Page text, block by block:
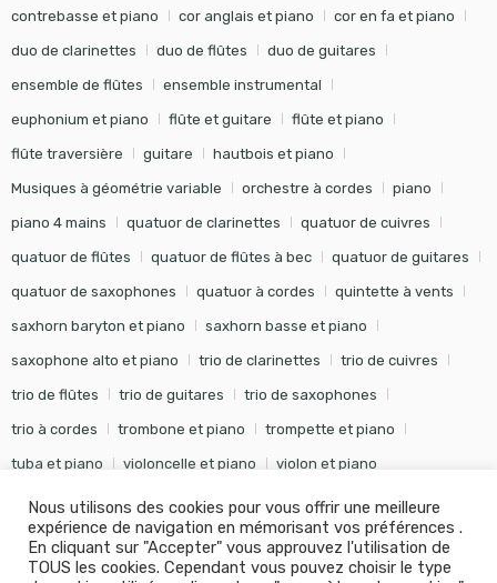
contrebasse et piano cor anglais et piano cor en fa et piano
duo de clarinettes duo de flûtes duo de guitares
ensemble de flûtes ensemble instrumental
euphonium et piano flûte et guitare flûte et piano
flûte traversière guitare hautbois et piano
Musiques à géométrie variable orchestre à cordes piano
piano 4 mains quatuor de clarinettes quatuor de cuivres
quatuor de flûtes quatuor de flûtes à bec quatuor de guitares
quatuor de saxophones quatuor à cordes quintette à vents
saxhorn baryton et piano saxhorn basse et piano
saxophone alto et piano trio de clarinettes trio de cuivres
trio de flûtes trio de guitares trio de saxophones
trio à cordes trombone et piano trompette et piano
tuba et piano violoncelle et piano violon et piano
Nous utilisons des cookies pour vous offrir une meilleure
expérience de navigation en mémorisant vos préférences .
En cliquant sur "Accepter" vous approuvez l'utilisation de
TOUS les cookies. Cependant vous pouvez choisir le type